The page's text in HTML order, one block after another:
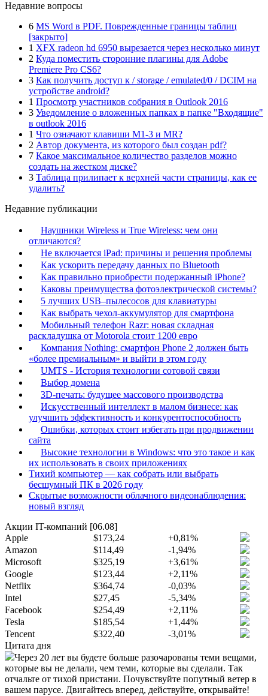
Недавние вопросы
6 MS Word в PDF. Поврежденные границы таблиц
[закрыто]
1 XFX radeon hd 6950 вырезается через несколько минут
2 Куда поместить сторонние плагины для Adobe
Premiere Pro CS6?
3 Как получить доступ к / storage / emulated/0 / DCIM на
устройстве android?
1 Просмотр участников собрания в Outlook 2016
3 Уведомление о вложенных папках в папке "Входящие"
в outlook 2016
1 Что означают клавиши M1-3 и MR?
2 Автор документа, из которого был создан pdf?
7 Какое максимальное количество разделов можно
создать на жестком диске?
3 Таблица прилипает к верхней части страницы, как ее
удалить?
Недавние публикации
Наушники Wireless и True Wireless: чем они
отличаются?
Не включается iPad: причины и решения проблемы
Как ускорить передачу данных по Bluetooth
Как правильно приобрести подержанный iPhone?
Каковы преимущества фотоэлектрической системы?
5 лучших USB–пылесосов для клавиатуры
Как выбрать чехол-аккумулятор для смартфона
Мобильный телефон Razr: новая складная
раскладушка от Motorola стоит 1200 евро
Компания Nothing: смартфон Phone 2 должен быть
«более премиальным» и выйти в этом году
UMTS - История технологии сотовой связи
Выбор домена
3D-печать: будущее массового производства
Искусственный интеллект в малом бизнесе: как
улучшить эффективность и конкурентоспособность
Ошибки, которых стоит избегать при продвижении
сайта
Высокие технологии в Windows: что это такое и как
их использовать в своих приложениях
Тихий компьютер — как собрать или выбрать
бесшумный ПК в 2026 году
Скрытые возможности облачного видеонаблюдения:
новый взгляд
Акции IT-компаний [06.08]
Apple
$173,24
+0,81%
Amazon
$114,49
-1,94%
Microsoft
$325,19
+3,61%
Google
$123,44
+2,11%
Netflix
$364,74
-0,03%
Intel
$27,45
-5,34%
Facebook
$254,49
+2,11%
Tesla
$185,54
+1,44%
Tencent
$322,40
-3,01%
Цитата дня
Через 20 лет вы будете больше разочарованы теми вещами,
которые вы не делали, чем теми, которые вы сделали. Так
отчальте от тихой пристани. Почувствуйте попутный ветер в
вашем парусе. Двигайтесь вперед, действуйте, открывайте!